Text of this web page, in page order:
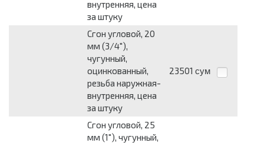
внутренняя, цена
за штуку
Сгон угловой, 20
мм (3/4"),
чугунный,
оцинкованный,
резьба наружная-
внутренняя, цена
за штуку
23501 сум
Сгон угловой, 25
мм (1"), чугунный,